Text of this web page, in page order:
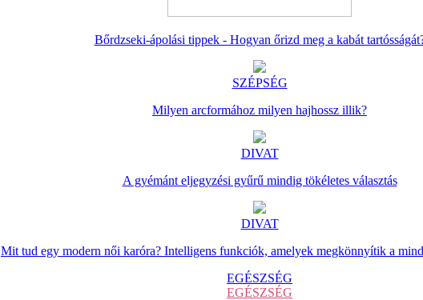
Bőrdzseki-ápolási tippek - Hogyan őrizd meg a kabát
SZÉPSÉG
Milyen arcformához milyen hajhossz illik?
DIVAT
A gyémánt eljegyzési gyűrű mindig tökéletes választás
DIVAT
Mit tud egy modern női karóra? Intelligens funkciók, amelyek megkönnyítik a
EGÉSZSÉG
EGÉSZSÉG